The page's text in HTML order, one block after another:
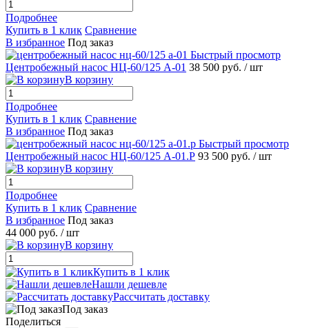
Подробнее
Купить в 1 клик Сравнение
В избранное Под заказ
Быстрый просмотр
Центробежный насос НЦ-60/125 А-01 38 500 руб. / шт
В корзину
Подробнее
Купить в 1 клик Сравнение
В избранное Под заказ
Быстрый просмотр
Центробежный насос НЦ-60/125 А-01.Р 93 500 руб. / шт
В корзину
Подробнее
Купить в 1 клик Сравнение
В избранное Под заказ
44 000 руб. / шт
В корзину
Купить в 1 клик
Нашли дешевле
Рассчитать доставку
Под заказ
Поделиться